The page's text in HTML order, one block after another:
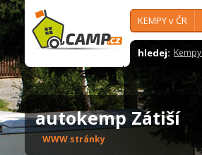
KEMPY v ČR
hledej: Kempy
autokemp Zátiší
WWW stránky